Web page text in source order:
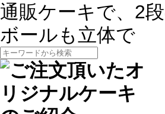
通販ケーキで、2
ボールも立体で